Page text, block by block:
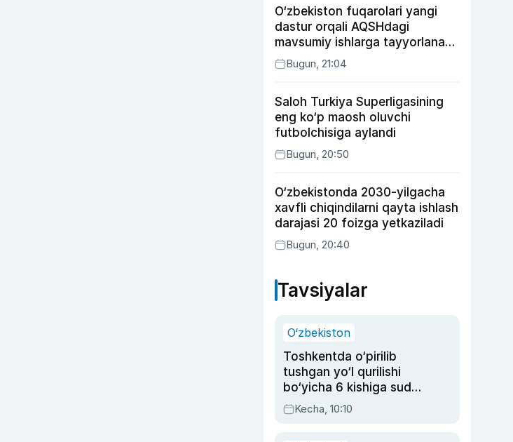
O‘zbekiston fuqarolari yangi
dastur orqali AQSHdagi
mavsumiy ishlarga tayyorlanadi
va joylashtiriladi
Bugun, 21:04
Saloh Turkiya Superligasining
eng ko‘p maosh oluvchi
futbolchisiga aylandi
Bugun, 20:50
O‘zbekistonda 2030-yilgacha
xavfli chiqindilarni qayta ishlash
darajasi 20 foizga yetkaziladi
Bugun, 20:40
Tavsiyalar
O‘zbekiston
Toshkentda o‘pirilib
tushgan yo‘l qurilishi
bo‘yicha 6 kishiga sud
hukmi o‘qildi
Kecha, 10:10